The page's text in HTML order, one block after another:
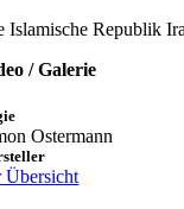
Islamische Republik
/ Galerie
Ostermann
Übersicht